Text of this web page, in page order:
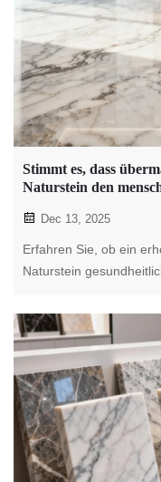
Stimmt es, dass
Naturstein den
Dec 13, 2025
Erfahren Sie, ob ein
Naturstein